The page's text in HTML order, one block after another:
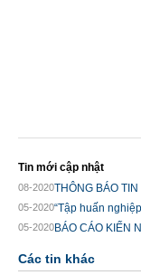
Tin mới cập nhật
08-2020THÔNG BÁO TIN
05-2020“Tập huấn
05-2020BÁO CÁO KIẾN
Các tin khác